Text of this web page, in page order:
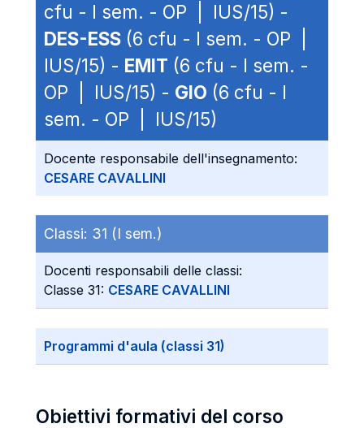
cfu - I sem. - OP | IUS/15) -
DES-ESS (6 cfu - I sem. - OP |
IUS/15) - EMIT (6 cfu - I sem. -
OP | IUS/15) - GIO (6 cfu - I
sem. - OP | IUS/15)
Docente responsabile dell'insegnamento:
CESARE CAVALLINI
Classi: 31 (I sem.)
Docenti responsabili delle classi:
Classe 31: CESARE CAVALLINI
Programmi d'aula (classi 31)
Obiettivi formativi del corso